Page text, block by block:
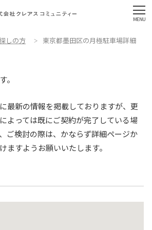
しの方 東京都墨田区の月極駐車場詳細
。
最新の情報を掲載しておりますが、更
よっては既にご契約が完了している場
ご検討の際は、かならず詳細ページか
ますようお願いいたします。